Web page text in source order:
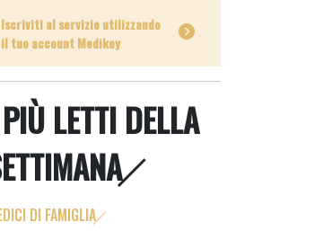
Iscriviti al servizio utilizzando
il tuo account Medikey
LETTI DELLA
DI FAMIGLIA